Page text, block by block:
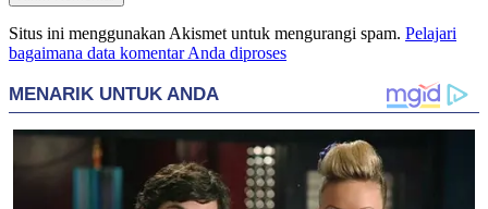
Situs ini menggunakan Akismet untuk mengurangi spam. Pelajari
bagaimana data komentar Anda diproses